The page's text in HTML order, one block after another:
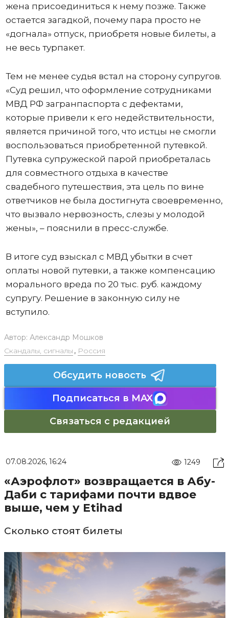
жена присоединиться к нему позже. Также
остается загадкой, почему пара просто не
«догнала» отпуск, приобретя новые билеты, а
не весь турпакет.
Тем не менее судья встал на сторону супругов.
«Суд решил, что оформление сотрудниками
МВД РФ загранпаспорта с дефектами,
которые привели к его недействительности,
является причиной того, что истцы не смогли
воспользоваться приобретенной путевкой.
Путевка супружеской парой приобреталась
для совместного отдыха в качестве
свадебного путешествия, эта цель по вине
ответчиков не была достигнута своевременно,
что вызвало нервозность, слезы у молодой
жены», – пояснили в пресс-службе.
В итоге суд взыскал с МВД убытки в счет
оплаты новой путевки, а также компенсацию
морального вреда по 20 тыс. руб. каждому
супругу. Решение в законную силу не
вступило.
Автор: Александр Мошков
Скандалы, сигналы , Россия
Обсудить новость
Подписаться в MAX
Связаться с редакцией
07.08.2026, 16:24 1249
«Аэрофлот» возвращается в Абу-
Даби с тарифами почти вдвое
выше, чем у Etihad
Сколько стоят билеты